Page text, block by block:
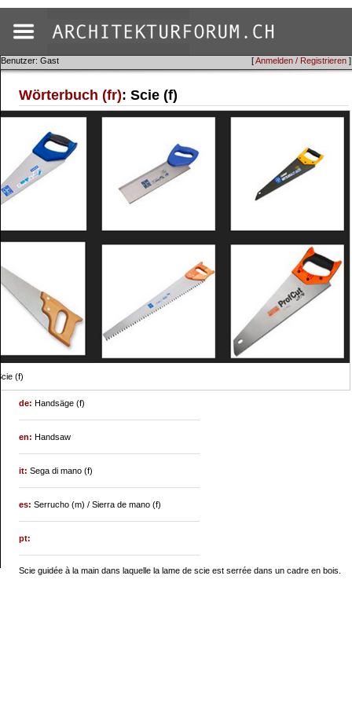
[Anmelden / Registrieren ]
Benutzer: Gast
Wörterbuch (fr): Scie (f)
(f)
de:Handsäge (f)
en:Handsaw
it:Sega di mano (f)
es:Serrucho (m) / Sierra de mano (f)
pt:
Scie guidée à la main dans laquelle la lame de scie est serrée dans un cadre en bois.